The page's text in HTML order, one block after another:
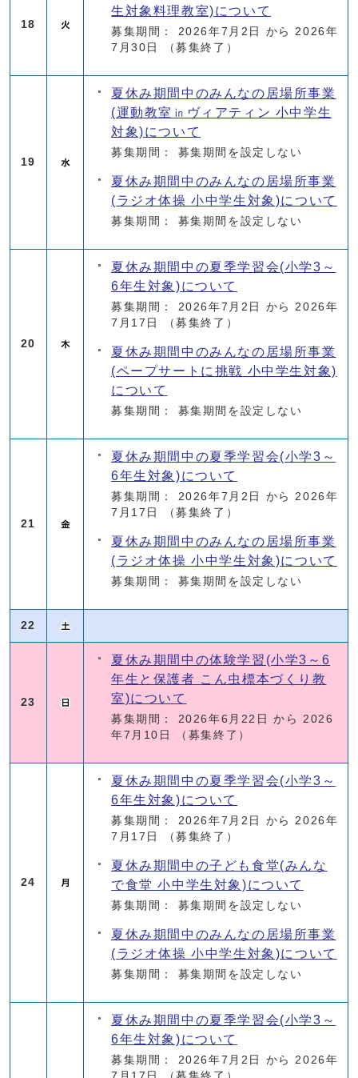
18
生対象料理教室)について
募集期間： 2026年7月2日 から 2026年
7月30日
（募集終了）
19
夏休み期間中のみんなの居場所事業
(運動教室㏌ヴィアティン 小中学生
対象)について
募集期間： 募集期間を設定しない
夏休み期間中のみんなの居場所事業
(ラジオ体操 小中学生対象)について
募集期間： 募集期間を設定しない
20
夏休み期間中の夏季学習会(小学3～
6年生対象)について
募集期間： 2026年7月2日 から 2026年
7月17日
（募集終了）
夏休み期間中のみんなの居場所事業
(ペープサートに挑戦 小中学生対象)
について
募集期間： 募集期間を設定しない
21
夏休み期間中の夏季学習会(小学3～
6年生対象)について
募集期間： 2026年7月2日 から 2026年
7月17日
（募集終了）
夏休み期間中のみんなの居場所事業
(ラジオ体操 小中学生対象)について
募集期間： 募集期間を設定しない
22
23
夏休み期間中の体験学習(小学3～6
年生と保護者 こん虫標本づくり教
室)について
募集期間： 2026年6月22日 から 2026
年7月10日
（募集終了）
24
夏休み期間中の夏季学習会(小学3～
6年生対象)について
募集期間： 2026年7月2日 から 2026年
7月17日
（募集終了）
夏休み期間中の子ども食堂(みんな
で食堂 小中学生対象)について
募集期間： 募集期間を設定しない
夏休み期間中のみんなの居場所事業
(ラジオ体操 小中学生対象)について
募集期間： 募集期間を設定しない
夏休み期間中の夏季学習会(小学3～
6年生対象)について
募集期間： 2026年7月2日 から 2026年
7月17日
（募集終了）